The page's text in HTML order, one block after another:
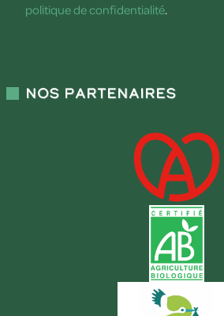
politique de confidentialité.
Nos partenaires